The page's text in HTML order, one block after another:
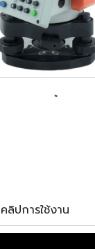
คลิปการใช้งาน